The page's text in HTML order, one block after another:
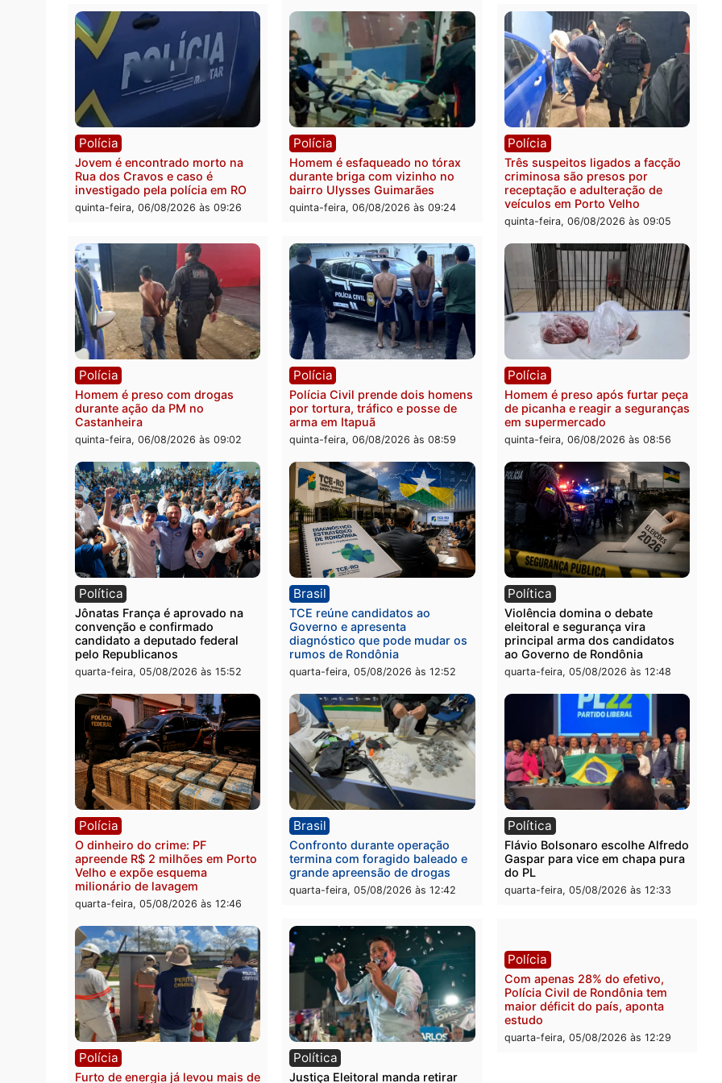
Polícia
Tragédia na BR-364: colisão
entre caminhão e carro deixa
quatro mortos em Porto Velho
quinta-feira, 06/08/2026 às 20:51
Política
Ministro Dias Tofolli , do TSE,
determina reabertura e
processamento da ação que
pode levar à perda do mandato
da prefeita de Pimenta Bueno
quinta-feira, 06/08/2026 às 18:20
Polícia
Policiais militares
moto furtada e prendem
quinta-feira, 06/08/2026 às
Polícia
Jovem é encontrado morto na
Rua dos Cravos e caso é
investigado pela polícia em RO
quinta-feira, 06/08/2026 às 09:26
Polícia
Homem é esfaqueado no tórax
durante briga com vizinho no
bairro Ulysses Guimarães
quinta-feira, 06/08/2026 às 09:24
Polícia
criminosa são presos por
receptação e adulteração
veículos em Porto Velho
quinta-feira, 06/08/2026 às
Polícia
Homem é preso com drogas
durante ação da PM no
Castanheira
Polícia
Polícia Civil prende dois homens
por tortura, tráfico e posse de
arma em Itapuã
Polícia
Homem é preso após
de picanha e reagir a
em supermercado
Política
Jônatas França é aprovado na
convenção e confirmado
candidato a deputado federal
pelo Republicanos
quarta-feira, 05/08/2026 às 15:52
Brasil
TCE reúne candidatos ao
Governo e apresenta
rumos de Rondônia
quarta-feira, 05/08/2026 às 12:52
Política
Violência domina o
eleitoral e segurança vira